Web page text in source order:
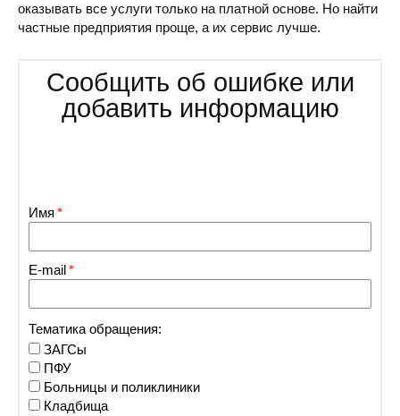
оказывать все услуги только на платной основе. Но найти
частные предприятия проще, а их сервис лучше.
Сообщить об ошибке или
добавить информацию
Имя
E-mail
Тематика обращения:
ЗАГСы
ПФУ
Больницы и поликлиники
Кладбища